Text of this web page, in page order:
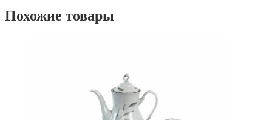
Похожие товары